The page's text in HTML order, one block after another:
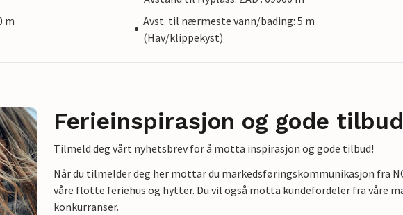
m
Avst. til nærmeste vann/bading: 5 m
(Hav/klippekyst)
Ferieinspirasjon og gode tilbud
Tilmeld deg vårt nyhetsbrev for å motta inspirasjon og gode tilbud!
Når du tilmelder deg her mottar du markedsføringskommunikasjon fra
våre flotte feriehus og hytter. Du vil også motta kundefordeler fra våre
konkurranser.